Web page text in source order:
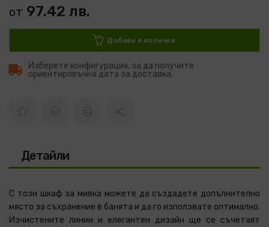
от 97.42 лв.
Добави в количка
Изберете конфигурация, за да получите
ориентировъчна дата за доставка.
Детайли
С този шкаф за мивка можете да създадете допълнително
място за съхранение в банята и да го използвате оптимално.
Изчистените линии и елегантен дизайн ще се съчетаят